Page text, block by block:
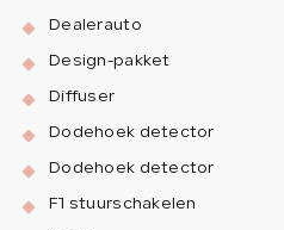
Dealerauto
Design-pakket
Diffuser
Dodehoek detector
Dodehoek detector
F1 stuurschakelen